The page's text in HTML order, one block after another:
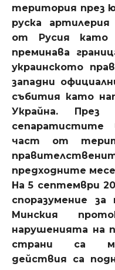
територия през
руска
от Русия като
преминава
украинското
западни
събития като
Украйна. През
сепаратистите
част от
предходните
На 5 септември
споразумение
Минския
нарушенията на
страни са
действия са